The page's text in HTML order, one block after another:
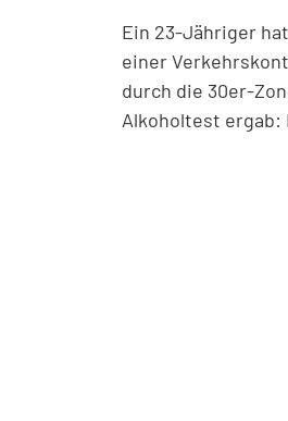
Ein 23-Jähriger
einer
durch die 30er-
Alkoholtest ergab: